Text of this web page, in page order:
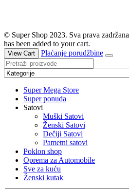
© Super Shop 2023. Sva prava zadržana
has been added to your cart.
View Cart Plaćanje porudžbine
Super Mega Store
Super ponuda
Satovi
Muški Satovi
Ženski Satovi
Dečiji Satovi
Pametni satovi
Poklon shop
Oprema za Automobile
Sve za kuću
Ženski kutak